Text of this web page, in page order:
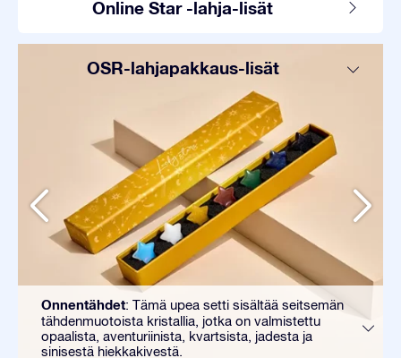
Online Star -lahja-lisät
OSR-lahjapakkaus-lisät
Onnentähdet: Tämä upea setti sisältää seitsemän
tähdenmuotoista kristallia, jotka on valmistettu
opaalista, aventuriinista, kvartsista, jadesta ja
sinisestä hiekkakivestä.